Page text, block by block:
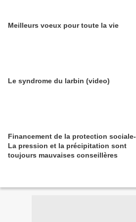
Meilleurs voeux pour toute la vie
Le syndrome du larbin (video)
Financement de la protection sociale-
La pression et la précipitation sont
toujours mauvaises conseillères